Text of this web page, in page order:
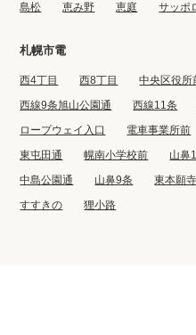
島松
恵み野 恵庭 サッポ
札幌市電
西4丁目 西8丁目 中央区役所
西線9条旭山公園通
西線11条
ロープウェイ入口
電車事業所前
東屯田通
幌南小学校前 山鼻
中島公園通
山鼻9条 東本願
すすきの
狸小路